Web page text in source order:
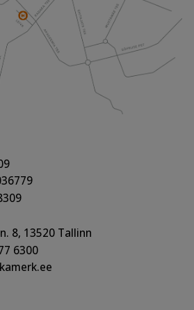
8, 13520 Tallinn
6300